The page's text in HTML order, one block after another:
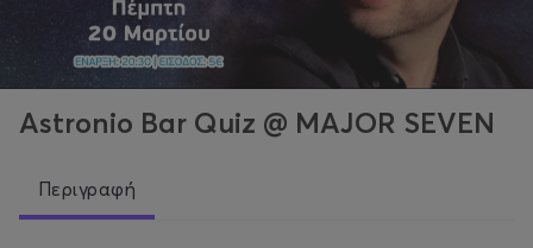
Astronio Bar Quiz @ MAJOR SEVEN
Περιγραφή